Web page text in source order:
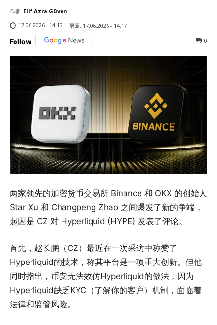
作者: Elif Azra Güven
17.06.2026 - 14:17
更新: 17.06.2026 - 14:17
Follow 0
两家领先的加密货币交易所 Binance 和 OKX 的创始人
Star Xu 和 Changpeng Zhao 之间爆发了新的争端，
起因是 CZ 对 Hyperliquid (HYPE) 发表了评论。
首先，赵长鹏（CZ）最近在一次采访中称赞了
Hyperliquid的技术，称其平台是一项重大创新。但他
同时指出，币安无法效仿Hyperliquid的做法，因为
Hyperliquid缺乏KYC（了解你的客户）机制，面临着
法律和监管风险。